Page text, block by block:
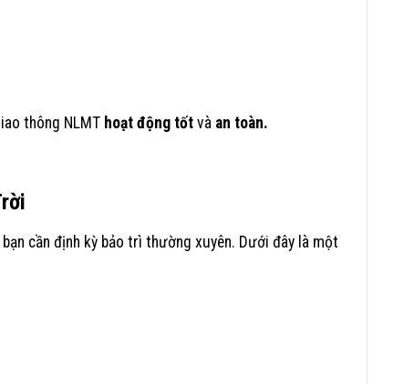
thông NLMT hoạt động tốt và an toàn.
cần định kỳ bảo trì thường xuyên. Dưới đây là một